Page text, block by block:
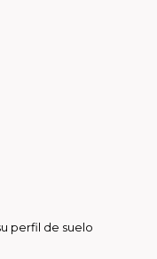
perfil de suelo